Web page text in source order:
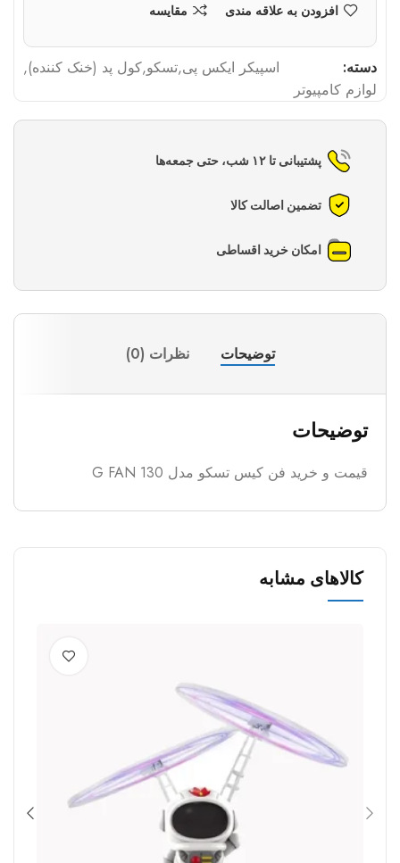
افزودن به علاقه مندی مقایسه
دسته: اسپیکر ایکس پی,تسکو,کول پد (خنک کننده),
لوازم کامپیوتر
پشتیبانی تا ۱۲ شب، حتی جمعه‌ها
تضمین اصالت کالا
امکان خرید اقساطی
توضیحات نظرات (0)
توضیحات
قیمت و خرید فن کیس تسکو مدل G FAN 130
کالاهای مشابه